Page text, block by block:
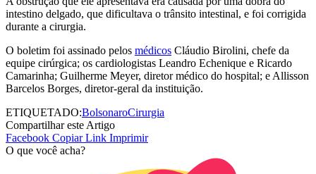
intestino delgado, que dificultava o trânsito intestinal, e foi corrigida
durante a cirurgia.
O boletim foi assinado pelos médicos Cláudio Birolini, chefe da
equipe cirúrgica; os cardiologistas Leandro Echenique e Ricardo
Camarinha; Guilherme Meyer, diretor médico do hospital; e Allisson
Barcelos Borges, diretor-geral da instituição.
ETIQUETADO:BolsonaroCirurgia
Compartilhar este Artigo
Facebook Copiar Link Imprimir
O que você acha?